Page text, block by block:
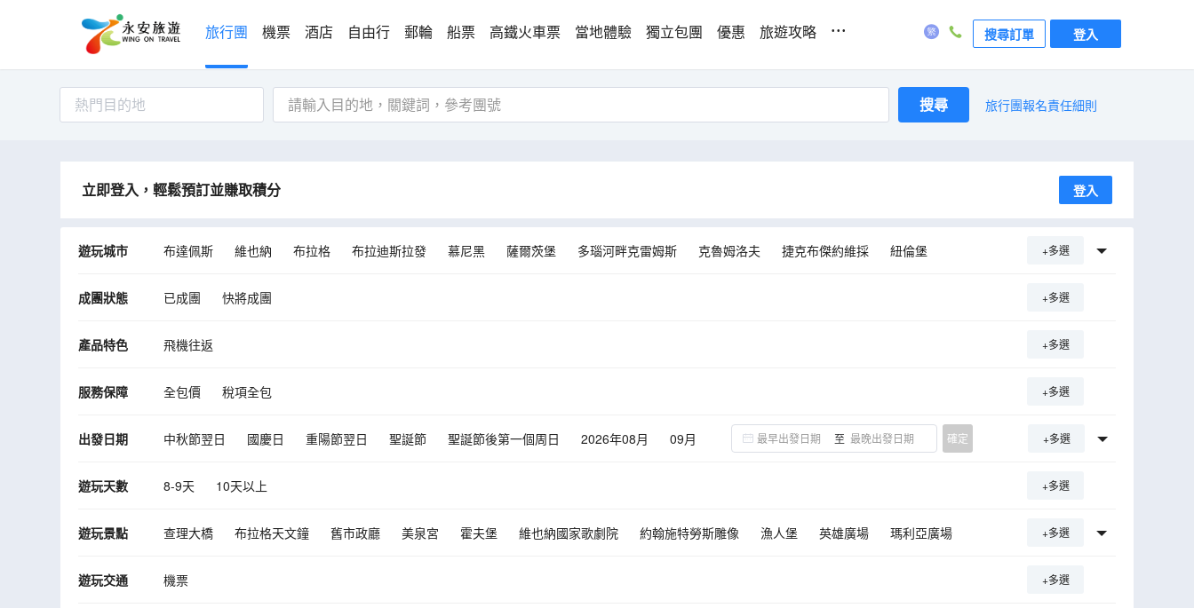
旅行團 機票 酒店 自由行 郵輪 船票 高鐵火車票 當地體驗 獨立包團 優惠 旅遊攻略 ... 搜尋訂單 登入
熱門目的地 搜尋 旅行團報名責任細則
立即登入，輕鬆預訂並賺取積分 登入
遊玩城市 布達佩斯 維也納 布拉格 布拉迪斯拉發 慕尼黑 薩爾茨堡 多瑙河畔克雷姆斯 克魯姆洛夫 捷克布傑約維採
紐倫堡
哈爾施塔特
弗森多夫
+多選
成團狀態 已成團 快將成團 +多選
產品特色 飛機往返 +多選
服務保障 全包價 稅項全包 +多選
出發日期 中秋節翌日 國慶日 重陽節翌日 聖誕節 聖誕節後第一個周日 2026年08月
09月
至 確定 +多選
遊玩天數 8-9天 10天以上 +多選
遊玩景點 查理大橋 布拉格天文鐘 舊市政廳 美泉宮 霍夫堡 維也納國家歌劇院 約翰施特勞斯雕像 漁人堡 英雄廣場
瑪利亞廣場
布拉提斯娜
+多選
遊玩交通 機票 +多選